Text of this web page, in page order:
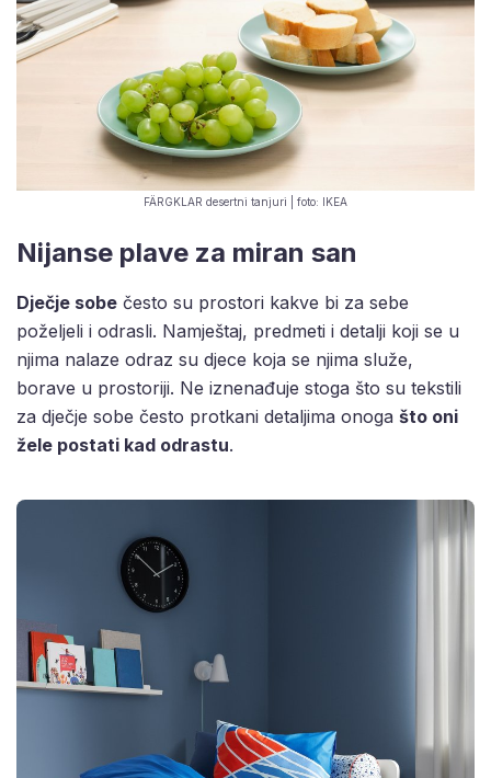
FÄRGKLAR desertni tanjuri | foto: IKEA
Nijanse plave za miran san
Dječje sobe često su prostori kakve bi za sebe
poželjeli i odrasli. Namještaj, predmeti i detalji koji se u
njima nalaze odraz su djece koja se njima služe,
borave u prostoriji. Ne iznenađuje stoga što su tekstili
za dječje sobe često protkani detaljima onoga što oni
žele postati kad odrastu.